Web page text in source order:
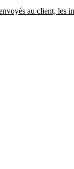
au client, les